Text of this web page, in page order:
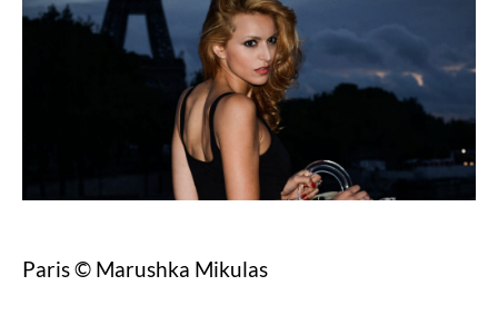
Paris © Marushka Mikulas